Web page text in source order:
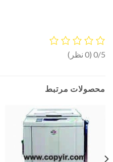
0/5 (0 نظر)
محصولات مرتبط